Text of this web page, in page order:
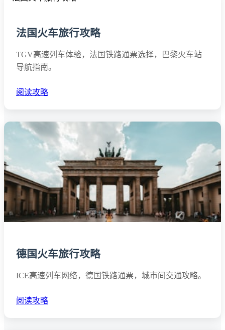
法国火车旅行攻略
TGV高速列车体验，法国铁路通票选择，巴黎火车站
导航指南。
阅读攻略
德国火车旅行攻略
ICE高速列车网络，德国铁路通票，城市间交通攻略。
阅读攻略